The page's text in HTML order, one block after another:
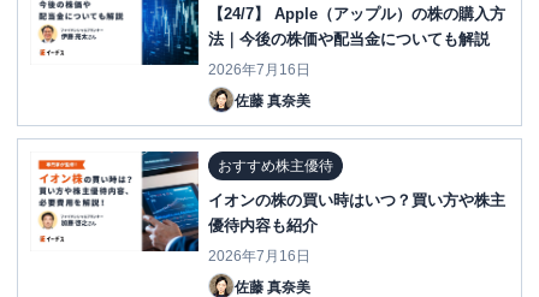
【24/7】 Apple（アップル）の株の購入方
法｜今後の株価や配当金についても解説
2026年7月16日
佐藤 真奈美
おすすめ株主優待
イオンの株の買い時はいつ？買い方や株主
優待内容も紹介
2026年7月16日
佐藤 真奈美